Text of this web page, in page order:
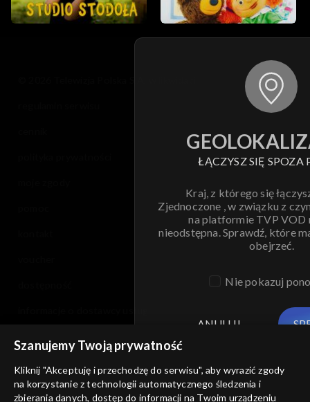
ŁĄCZYSZ SIĘ SPOZA
Kraj, z którego się
Zjednoczone , w związku z
na platformie TVP VOD
nieodstępna. Sprawdź, które
obejrzeć.
Nie pokazuj
ANULUJ
Szanujemy Twoją prywatność
Kliknij "Akceptuję i przechodzę do serwisu", aby wyrazić zgody
na korzystanie z technologii automatycznego śledzenia i
zbierania danych, dostęp do informacji na Twoim urządzeniu